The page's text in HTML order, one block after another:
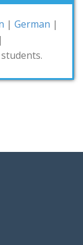
| German |
|